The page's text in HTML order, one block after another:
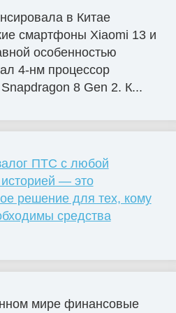
в Китае
смартфоны Xiaomi 13 и
особенностью
4-нм процессор
8 Gen 2. К...
ПТС с любой
— это
решение для тех, кому
средства
мире финансовые